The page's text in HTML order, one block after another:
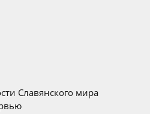
Славянского мира